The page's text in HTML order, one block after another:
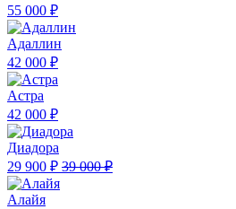
55 000 ₽
Адаллин
42 000 ₽
Астра
42 000 ₽
Диадора
29 900 ₽ 39 000 ₽
Алайя